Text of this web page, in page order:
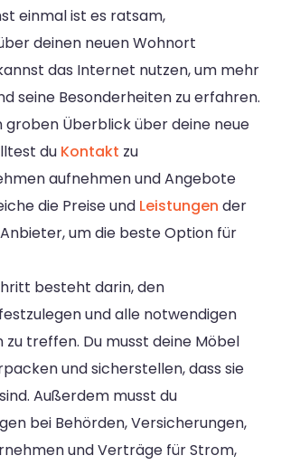
einmal ist es ratsam,
deinen neuen Wohnort
das Internet nutzen, um mehr
seine Besonderheiten zu erfahren.
groben Überblick über deine neue
du Kontakt zu
aufnehmen und Angebote
die Preise und Leistungen der
um die beste Option für
besteht darin, den
und alle notwendigen
treffen. Du musst deine Möbel
und sicherstellen, dass sie
Außerdem musst du
bei Behörden, Versicherungen,
und Verträge für Strom,